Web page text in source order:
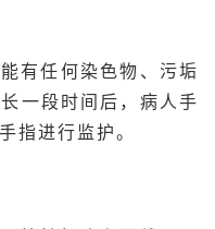
有任何染色物、污垢
一段时间后，病人手
指进行监护。